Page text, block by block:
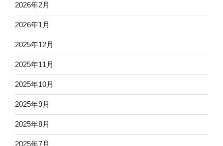
2026年2月
2026年1月
2025年12月
2025年11月
2025年10月
2025年9月
2025年8月
2025年7月